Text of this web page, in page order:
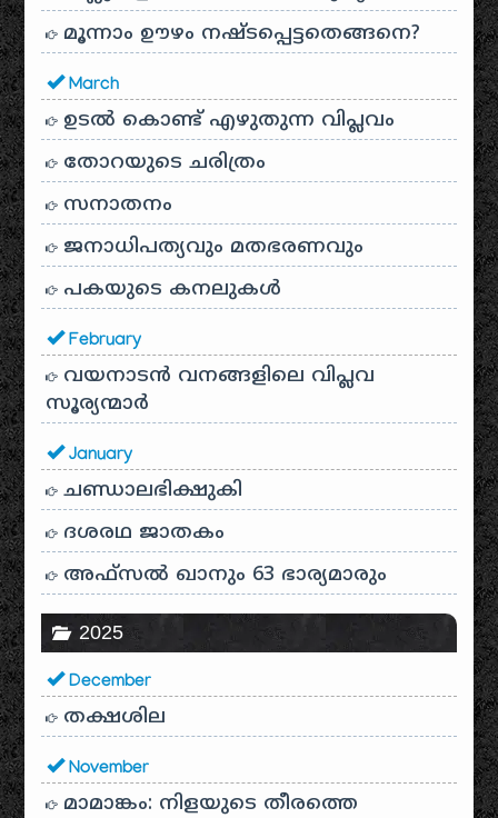
മൂന്നാം ഊഴം നഷ്ടപ്പെട്ടതെങ്ങനെ?
March
ഉടൽ കൊണ്ട് എഴുതുന്ന വിപ്ലവം
തോറയുടെ ചരിത്രം
സനാതനം
ജനാധിപത്യവും മതഭരണവും
പകയുടെ കനലുകൾ
February
വയനാടൻ വനങ്ങളിലെ വിപ്ലവ
സൂര്യന്മാർ
January
ചണ്ഡാലഭിക്ഷുകി
ദശരഥ ജാതകം
അഫ്സൽ ഖാനും 63 ഭാര്യമാരും
2025
December
തക്ഷശില
November
മാമാങ്കം: നിളയുടെ തീരത്തെ